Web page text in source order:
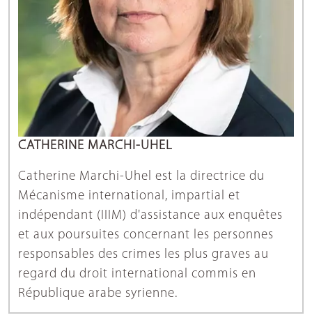
CATHERINE MARCHI-UHEL
Catherine Marchi-Uhel est la directrice du
Mécanisme international, impartial et
indépendant (IIIM) d'assistance aux enquêtes
et aux poursuites concernant les personnes
responsables des crimes les plus graves au
regard du droit international commis en
République arabe syrienne.